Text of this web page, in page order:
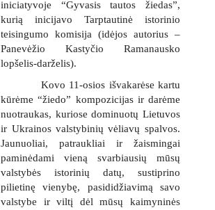
iniciatyvoje “Gyvasis tautos žiedas”,
kurią inicijavo Tarptautinė istorinio
teisingumo komisija (idėjos autorius –
Panevėžio Kastyčio Ramanausko
lopšelis-darželis).
Kovo 11-osios išvakarėse kartu
kūrėme “žiedo” kompozicijas ir darėme
nuotraukas, kuriose dominuotų Lietuvos
ir Ukrainos valstybinių vėliavų spalvos.
Jaunuoliai, patraukliai ir žaismingai
paminėdami vieną svarbiausių mūsų
valstybės istorinių datų, sustiprino
pilietinę vienybę, pasididžiavimą savo
valstybe ir viltį dėl mūsų kaimyninės